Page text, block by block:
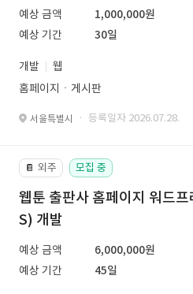
예상 금액
1,000,000원
예상 기간
30일
개발
웹
홈페이지ㆍ게시판
서울특별시 · 등록일자 2026.07.28.
📔 외주 모집 중
웹툰 출판사 홈페이지 워드
S) 개발
예상 금액
6,000,000원
예상 기간
45일